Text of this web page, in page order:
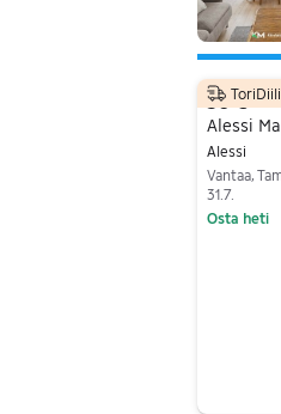
50 €
Alessi
31.7.
Osta heti
ToriDiili